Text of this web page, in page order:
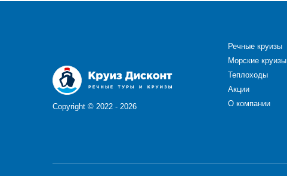
Copyright © 2022 - 2026
Речные круизы
Морские круизы
Теплоходы
Акции
О компании